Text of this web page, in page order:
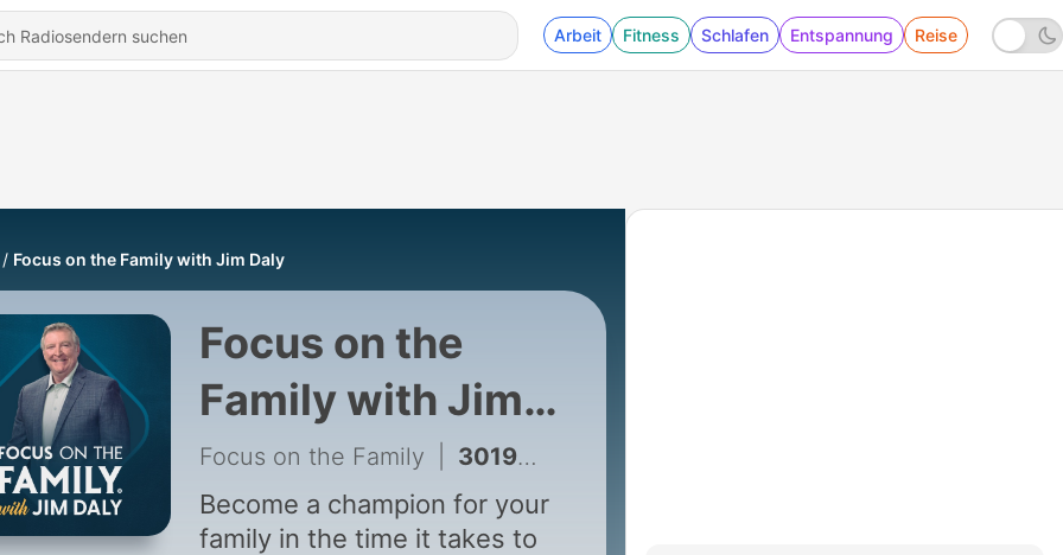
Arbeit Fitness Schlafen Entspannung Reise
Focus on the Family with Jim Daly
Focus on the
Family with Jim
Daly
Focus on the Family 3019 - Fortifying Your Marriage for the Storms of Life (Part 2 of 2)
Become a champion for your
family in the time it takes to